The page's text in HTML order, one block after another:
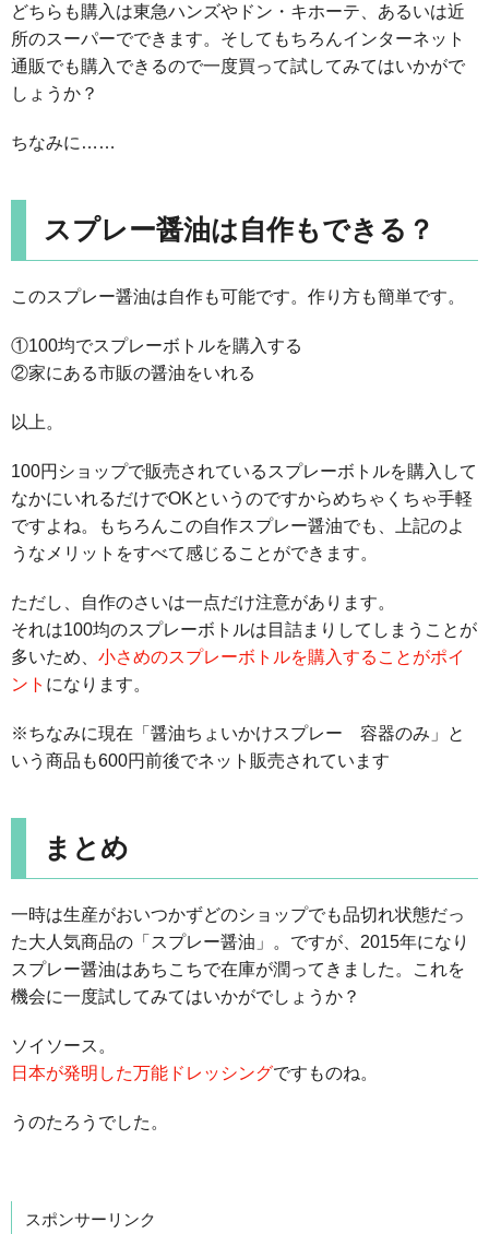
どちらも購入は東急ハンズやドン・キホーテ、あるいは近
所のスーパーでできます。そしてもちろんインターネット
通販でも購入できるので一度買って試してみてはいかがで
しょうか？
ちなみに……
スプレー醤油は自作もできる？
このスプレー醤油は自作も可能です。作り方も簡単です。
①100均でスプレーボトルを購入する
②家にある市販の醤油をいれる
以上。
100円ショップで販売されているスプレーボトルを購入して
なかにいれるだけでOKというのですからめちゃくちゃ手軽
ですよね。もちろんこの自作スプレー醤油でも、上記のよ
うなメリットをすべて感じることができます。
ただし、自作のさいは一点だけ注意があります。
それは100均のスプレーボトルは目詰まりしてしまうことが
多いため、 小さめのスプレーボトルを購入することがポイ
ント になります。
※ちなみに現在「醤油ちょいかけスプレー 容器のみ」と
いう商品も600円前後でネット販売されています
まとめ
一時は生産がおいつかずどのショップでも品切れ状態だっ
た大人気商品の「スプレー醤油」。ですが、2015年になり
スプレー醤油はあちこちで在庫が潤ってきました。これを
機会に一度試してみてはいかがでしょうか？
ソイソース。
日本が発明した万能ドレッシングですものね。
うのたろうでした。
スポンサーリンク